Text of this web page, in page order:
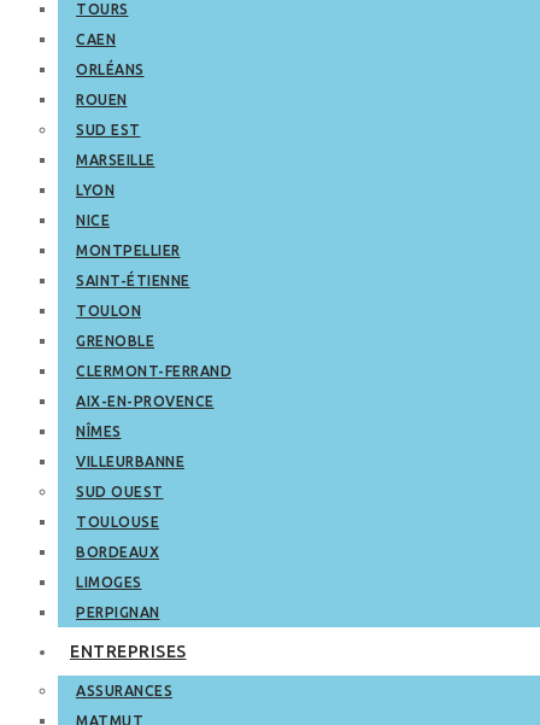
TOURS
CAEN
ORLÉANS
ROUEN
SUD EST
MARSEILLE
LYON
NICE
MONTPELLIER
SAINT-ÉTIENNE
TOULON
GRENOBLE
CLERMONT-FERRAND
AIX-EN-PROVENCE
NÎMES
VILLEURBANNE
SUD OUEST
TOULOUSE
BORDEAUX
LIMOGES
PERPIGNAN
ENTREPRISES
ASSURANCES
MATMUT